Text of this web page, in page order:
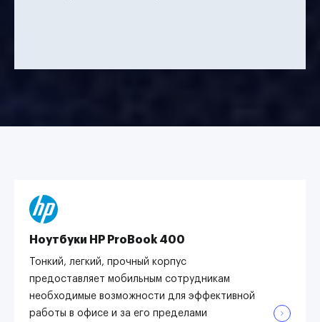
Ноутбуки HP ProBook 400
Тонкий, легкий, прочный корпус
предоставляет мобильным сотрудникам
необходимые возможности для эффективной
работы в офисе и за его пределами